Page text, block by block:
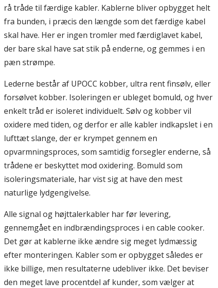
rå tråde til færdige kabler. Kablerne bliver opbygget helt
fra bunden, i præcis den længde som det færdige kabel
skal have. Her er ingen tromler med færdiglavet kabel,
der bare skal have sat stik på enderne, og gemmes i en
pæn strømpe.
Lederne består af UPOCC kobber, ultra rent finsølv, eller
forsølvet kobber. Isoleringen er ubleget bomuld, og hver
enkelt tråd er isoleret individuelt. Sølv og kobber vil
oxidere med tiden, og derfor er alle kabler indkapslet i en
lufttæt slange, der er krympet gennem en
opvarmningsproces, som samtidig forsegler enderne, så
trådene er beskyttet mod oxidering. Bomuld som
isoleringsmateriale, har vist sig at have den mest
naturlige lydgengivelse.
Alle signal og højttalerkabler har før levering,
gennemgået en indbrændingsproces i en cable cooker.
Det gør at kablerne ikke ændre sig meget lydmæssig
efter monteringen. Kabler som er opbygget således er
ikke billige, men resultaterne udebliver ikke. Det beviser
den meget lave procentdel af kunder, som vælger at